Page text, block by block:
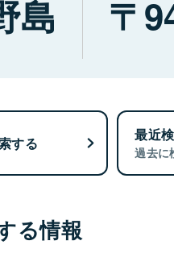
島
する 最近
過去に
る情報